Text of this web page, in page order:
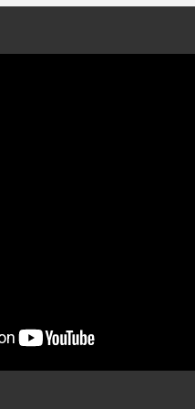
atteindre 80 à 100 km/h
Il parcourt la basse vallée
le littoral